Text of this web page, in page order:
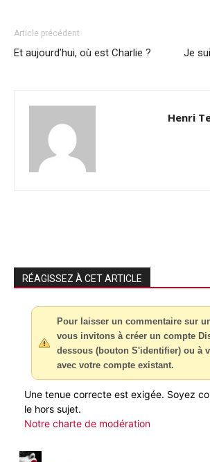
Article précédent
Et aujourd’hui, où est Charlie ? Je
Henri
RÉAGISSEZ À CET ARTICLE
Pour laisser un commentaire sur
vous invitons à créer un compte
dessous (bouton S'identifier) ou à
avec votre compte existant.
Une tenue correcte est exigée. Soyez
le hors sujet.
Notre charte de modération